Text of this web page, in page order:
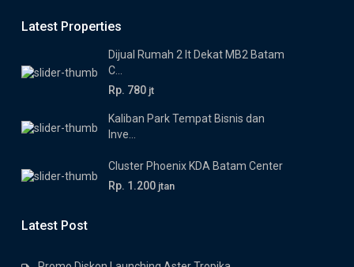
Latest Properties
Dijual Rumah 2 lt Dekat MB2 Batam
C...
Rp. 780 jt
Kaliban Park Tempat Bisnis dan
Inve...
Cluster Phoenix KDA Batam Center
Rp. 1.200 jtan
Latest Post